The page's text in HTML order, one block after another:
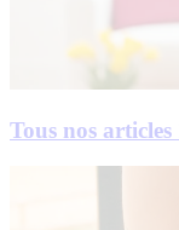
Tous nos articles